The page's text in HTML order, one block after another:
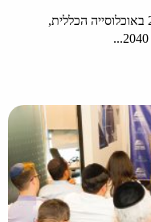
עם קצב גידול של כ-4% לשנה לעומת 2% באוכלוסייה הכללית,